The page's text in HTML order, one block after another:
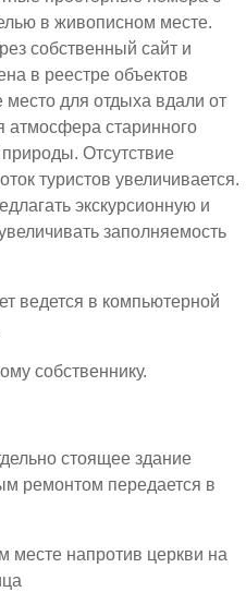
в живописном месте.
собственный сайт и
в реестре объектов
место для отдыха вдали от
атмосфера старинного
природы. Отсутствие
туристов увеличивается.
экскурсионную и
заполняемость
ведется в компьютерной
собственнику.
стоящее здание
ремонтом передается в
напротив церкви на